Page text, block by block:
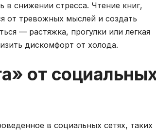
в снижении стресса. Чтение книг,
от тревожных мыслей и создать
— растяжка, прогулки или легкая
дискомфорт от холода.
от
в социальных сетях, таких